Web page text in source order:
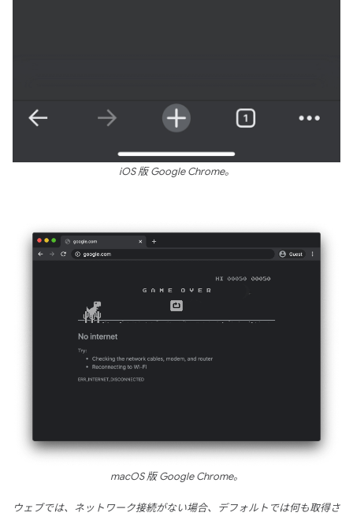
iOS 版 Google Chrome。
macOS 版 Google Chrome。
ウェブでは、ネットワーク接続がない場合、デフォルトでは何も取得さ